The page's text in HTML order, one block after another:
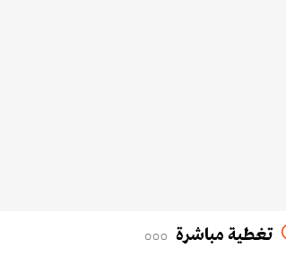
تغطية مباشرة